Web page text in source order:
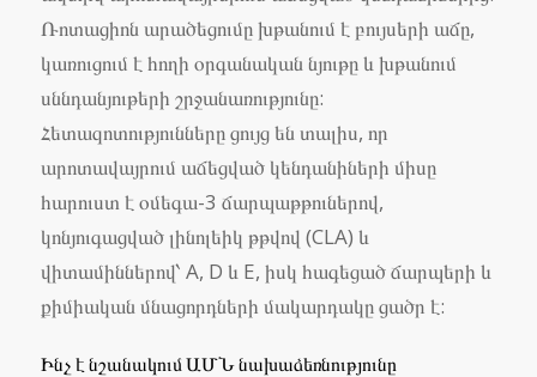
Ռոտացիոն արածեցումը խթանում է բույսերի աճը,
կառուցում է հողի օրգանական նյութը և խթանում
սննդանյութերի շրջանառությունը:
Հետազոտությունները ցույց են տալիս, որ
արոտավայրում աճեցված կենդանիների միսը
հարուստ է օմեգա-3 ճարպաթթուներով,
կոնյուգացված լինոլեիկ թթվով (CLA) և
վիտամիններով՝ A, D և E, իսկ հագեցած ճարպերի և
քիմիական մնացորդների մակարդակը ցածր է:
Ինչ է նշանակում ԱՄՆ նախաձեռնությունը